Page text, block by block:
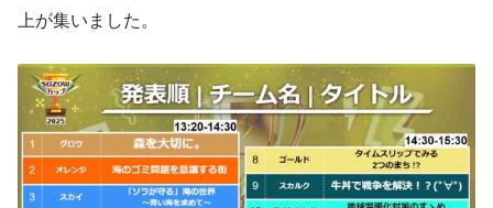
上が集いました。